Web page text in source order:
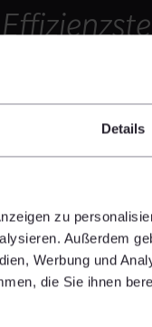
Details
zu
Außerdem
Werbung und
die Sie ihnen
und
Einmal
im